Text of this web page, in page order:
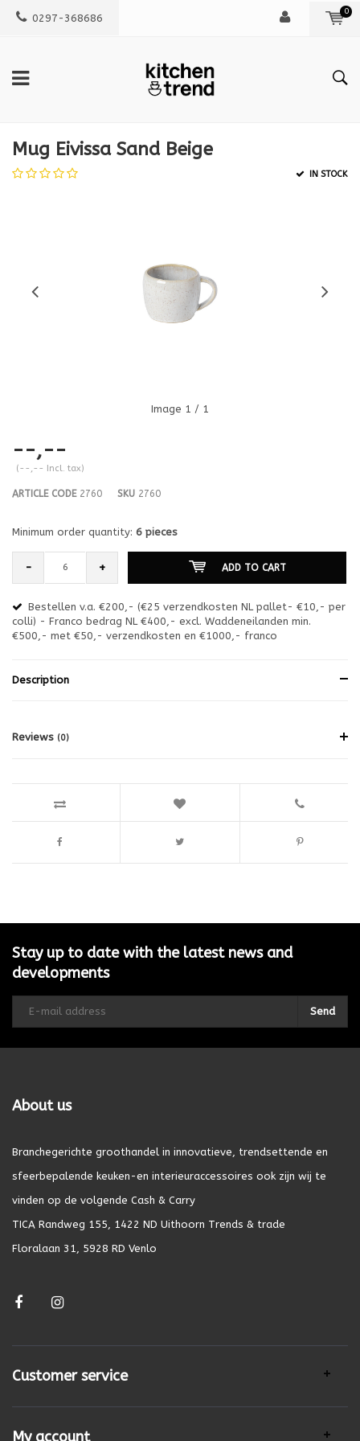
0297-368686
0
Mug Eivissa Sand Beige
IN STOCK
Image 1 / 1
--,--
(--,-- Incl. tax)
ARTICLE CODE2760 SKU 2760
Minimum order quantity: 6 pieces
- + ADD TO CART
Bestellen v.a. €200,- (€25 verzendkosten NL pallet- €10,- per
colli) - Franco bedrag NL €400,- excl. Waddeneilanden min.
€500,- met €50,- verzendkosten en €1000,- franco
Description
Reviews (0)
Stay up to date with the latest news and
developments
Send
About us
Branchegerichte groothandel in innovatieve, trendsettende en
sfeerbepalende keuken-en interieuraccessoires ook zijn wij te
vinden op de volgende Cash & Carry
TICA Randweg 155, 1422 ND Uithoorn Trends & trade
Floralaan 31, 5928 RD Venlo
Customer service
My account